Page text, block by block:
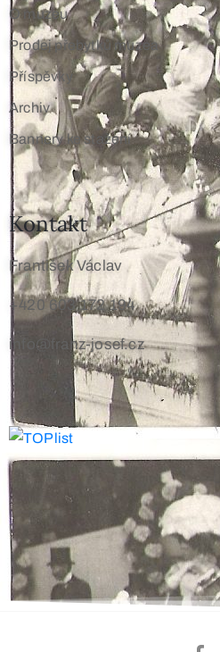
O muzeu
Prodej přebytků muzea
Příspěvky
Archiv
Bannery ke stažení
Kontakt
František Václav
+420 603 172 194
info@franz-josef.cz